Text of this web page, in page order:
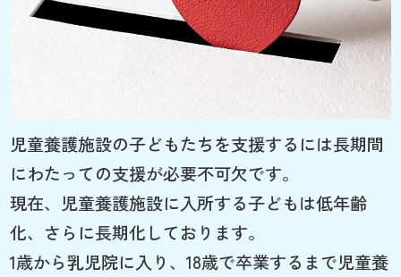
児童養護施設の子どもたちを支援するには長期間
にわたっての支援が必要不可欠です。
現在、児童養護施設に入所する子どもは低年齢
化、さらに長期化しております。
1歳から乳児院に入り、18歳で卒業するまで児童養